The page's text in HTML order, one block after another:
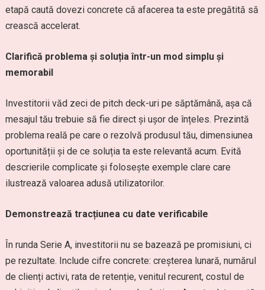
etapă caută dovezi concrete că afacerea ta este pregătită să
crească accelerat.
Clarifică problema și soluția într-un mod simplu și
memorabil
Investitorii văd zeci de pitch deck-uri pe săptămână, așa că
mesajul tău trebuie să fie direct și ușor de înțeles. Prezintă
problema reală pe care o rezolvă produsul tău, dimensiunea
oportunității și de ce soluția ta este relevantă acum. Evită
descrierile complicate și folosește exemple clare care
ilustrează valoarea adusă utilizatorilor.
Demonstrează tracțiunea cu date verificabile
În runda Serie A, investitorii nu se bazează pe promisiuni, ci
pe rezultate. Include cifre concrete: creșterea lunară, numărul
de clienți activi, rata de retenție, venitul recurent, costul de